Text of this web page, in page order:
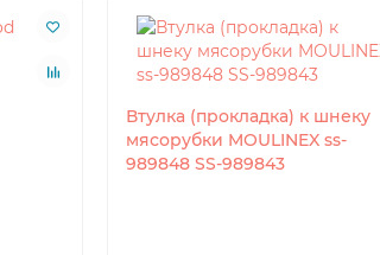
Втулка (прокладка) к шнеку
мясорубки MOULINEX ss-
989848 SS-989843